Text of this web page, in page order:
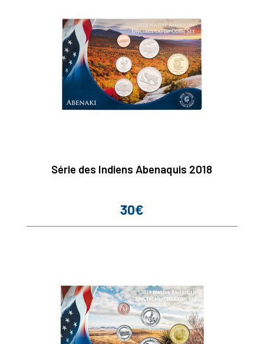
Série des Indiens Abenaquis 2018
Prix
30€